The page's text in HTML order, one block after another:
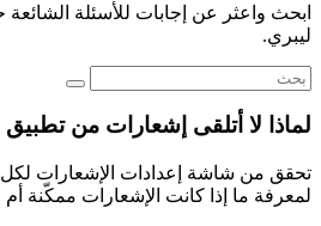
ابحث واعثر عن إجابات للأسئلة
ليبري.
لماذا لا أتلقى إشعارات من
تحقق من شاشة إعدادات الإشعارات لكل
لمعرفة ما إذا كانت الإشعارات ممكّنة أم